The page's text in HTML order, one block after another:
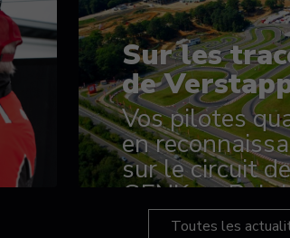
Sur les
de
Vos pilotes
en
sur le circuit de
GENK en
Toutes les